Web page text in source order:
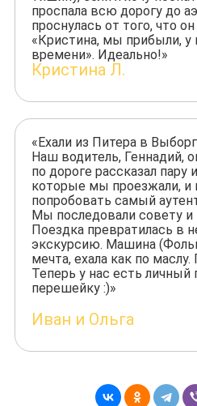
проспала всю дорогу до
проснулась от того, что
«Кристина, мы прибыли, у
времени». Идеально!»
Кристина Л.
«Ехали из Питера в
Наш водитель, Геннадий,
по дороге рассказал пару
которые мы проезжали, и
попробовать самый
Мы последовали совету и
Поездка превратилась в
экскурсию. Машина
мечта, ехала как по
Теперь у нас есть личный
перешейку :)»
Иван и Ольга